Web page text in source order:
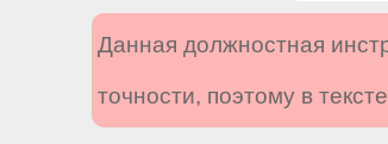
Данная должностная
точности, поэтому в